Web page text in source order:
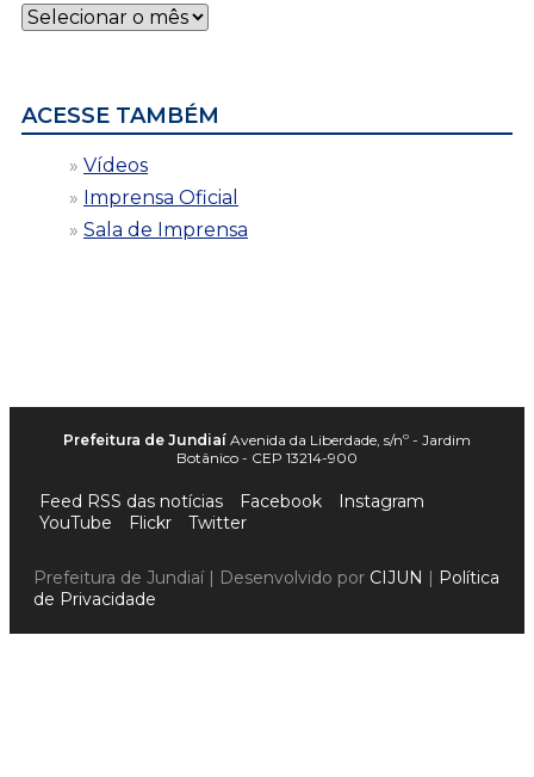
Notícias
por
ACESSE TAMBÉM
Vídeos
Imprensa Oficial
Sala de Imprensa
Prefeitura de Jundiaí Avenida da Liberdade, s/nº - Jardim
Botânico - CEP 13214-900
Feed RSS das notícias Facebook
Instagram
YouTube
Flickr Twitter
Prefeitura de Jundiaí | Desenvolvido por CIJUN | Política
de Privacidade